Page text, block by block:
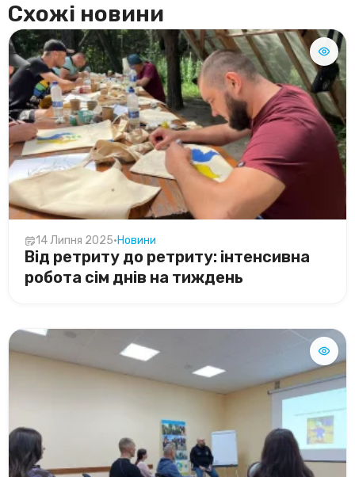
Схожі новини
14 Липня 2025•Новини
Від ретриту до ретриту: інтенсивна
робота сім днів на тиждень